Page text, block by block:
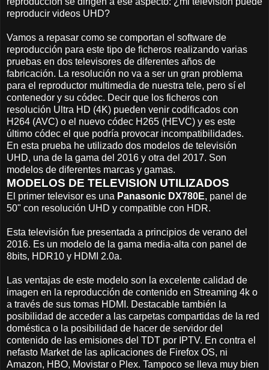
reproducir videos UHD?
Vamos a repasar como se comportan el software de
reproducción para este tipo de ficheros realizando varias
pruebas en dos televisores de diferentes años de
fabricación. La resolución no va a ser un gran problema
para el reproductor multimedia de nuestra tele, pero sí el
contenedor y su códec. Decir que los ficheros con
resolución Ultra HD (4K) pueden venir codificados con
H264 (AVC) o el nuevo códec H265 (HEVC) y es este
último códec el que podría provocar incompatibilidades.
En esta prueba he utilizado dos modelos de televisión
UHD, una de la gama del 2016 y otra del 2017. Son
modelos de diferentes marcas y gamas.
MODELOS DE TELEVISION UTILIZADOS
El primer televisor es una Panasonic DX780E, panel de
50" con resolución UHD y compatible con HDR.
Esta televisión fue presentada a principios de verano del
2016. Es un modelo de la gama media-alta con panel de
8bits, HDR10 y HDMI 2.0a.
Las ventajas de este modelo son la excelente calidad de
imagen en la reproducción de contenido en Streaming 4k o
a través de sus tomas HDMI. Destacable también la
posibilidad de acceder a las carpetas compartidas de la red
doméstica o la posibilidad de hacer de servidor del
contenido de las emisiones del TDT por IPTV. En contra el
nefasto Market de las aplicaciones de Firefox OS, ni
Amazon, HBO, Movistar o Plex. Tampoco se lleva muy bien